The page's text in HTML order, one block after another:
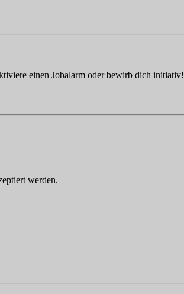
einen Jobalarm oder bewirb dich initiativ!
werden.